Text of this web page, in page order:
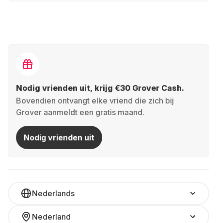
Nodig vrienden uit, krijg €30 Grover Cash.
Bovendien ontvangt elke vriend die zich bij
Grover aanmeldt een gratis maand.
Nodig vrienden uit
Nederlands
Nederland